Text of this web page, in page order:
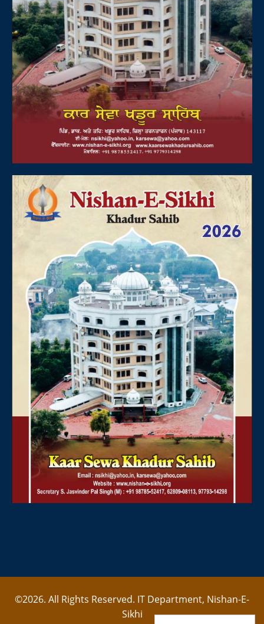
©2026. All Rights Reserved. IT Department, Nishan-E-
Sikhi